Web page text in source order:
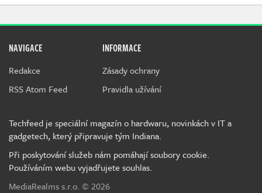
NAVIGACE
Redakce
RSS Atom Feed
INFORMACE
Zásady ochrany
Pravidla užívání
Techfeed je speciální magazín o hardwaru, novinkách v IT a
gadgetech, který připravuje tým Indiana.
Při poskytování služeb nám pomáhají soubory cookie.
Používáním webu vyjadřujete souhlas.
MediaRealms s.r.o. © 2026